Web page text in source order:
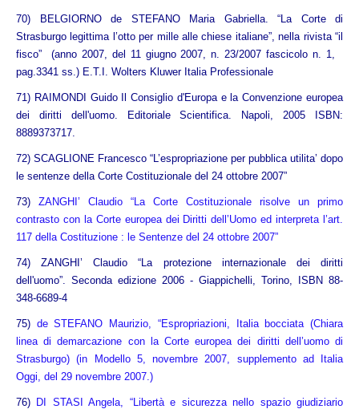
70)
BELGIORNO de STEFANO Maria Gabriella. “La Corte di
Strasburgo legittima l’otto per mille alle chiese italiane”, nella rivista “il
fisco” (anno 2007, del 11 giugno 2007, n. 23/2007 fascicolo n. 1,
pag.3341 ss.) E.T.I. Wolters Kluwer Italia Professionale
71) RAIMONDI Guido Il Consiglio d'Europa e la Convenzione europea
dei diritti dell'uomo. Editoriale Scientifica. Napoli, 2005 ISBN:
8889373717.
72) SCAGLIONE Francesco “L’espropriazione per pubblica utilita’ dopo
le sentenze della Corte Costituzionale del 24 ottobre 2007”
73) ZANGHI’ Claudio “La Corte Costituzionale risolve un primo
contrasto con la Corte europea dei Diritti dell’Uomo ed interpreta l’art.
117 della Costituzione : le Sentenze del 24 ottobre 2007”
74) ZANGHI’ Claudio “La protezione internazionale dei diritti
dell'uomo”. Seconda edizione 2006 - Giappichelli, Torino, ISBN 88-
348-6689-4
75) de STEFANO Maurizio, “Espropriazioni, Italia bocciata (Chiara
linea di demarcazione con la Corte europea dei diritti dell’uomo di
Strasburgo) (in Modello 5, novembre 2007, supplemento ad Italia
Oggi, del 29 novembre 2007.)
76) DI STASI Angela, “Libertà e sicurezza nello spazio giudiziario